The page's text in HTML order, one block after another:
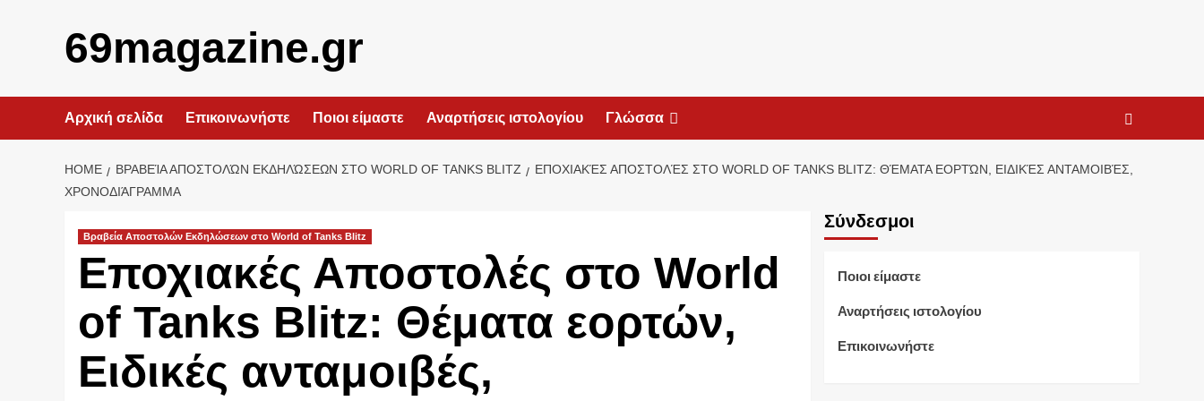
69magazine.gr
Αρχική σελίδα Επικοινωνήστε Ποιοι είμαστε Αναρτήσεις ιστολογίου Γλώσσα
HOME ΒΡΑΒΕΊΑ ΑΠΟΣΤΟΛΏΝ ΕΚΔΗΛΏΣΕΩΝ ΣΤΟ WORLD OF TANKS BLITZ
ΕΠΟΧΙΑΚΈΣ ΑΠΟΣΤΟΛΈΣ ΣΤΟ WORLD OF TANKS BLITZ: ΘΈΜΑΤΑ ΕΟΡΤΏΝ, ΕΙΔΙΚΈΣ ΑΝΤΑΜΟΙΒΈΣ,
ΧΡΟΝΟΔΙΆΓΡΑΜΜΑ
Βραβεία Αποστολών Εκδηλώσεων στο World of Tanks Blitz
Εποχιακές Αποστολές στο World
of Tanks Blitz: Θέματα εορτών,
Ειδικές ανταμοιβές,
Σύνδεσμοι
Ποιοι είμαστε
Αναρτήσεις ιστολογίου
Επικοινωνήστε